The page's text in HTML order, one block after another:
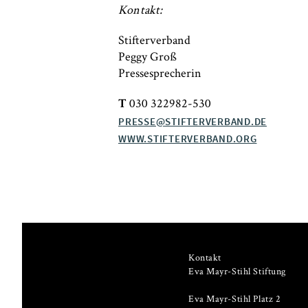
Kontakt:
Stifterverband
Peggy Groß
Pressesprecherin
T 030 322982-530
PRESSE@STIFTERVERBAND.DE
WWW.STIFTERVERBAND.ORG
Kontakt
Eva Mayr-Stihl Stiftung
Eva Mayr-Stihl Platz 2